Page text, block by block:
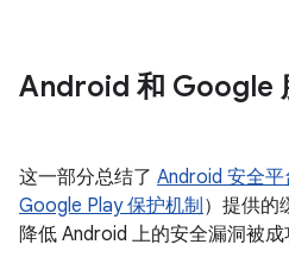
Android 和 Google
这一部分总结了 Android 安全平
Google Play 保护机制 ）提供的
降低 Android 上的安全漏洞被成